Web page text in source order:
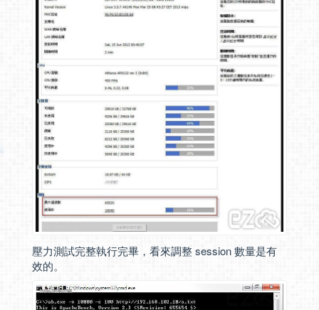
壓力測試完整執行完畢，看來調整 session 數量是有
效的。